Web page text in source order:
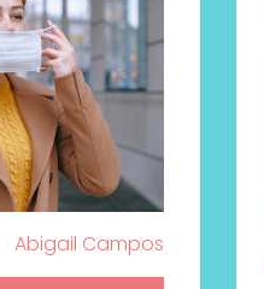
Abigail Campos